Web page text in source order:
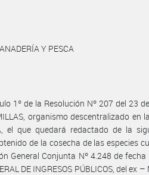
Y PESCA
1º de la Resolución Nº 207 del 23
organismo descentralizado en
el que quedará redactado de la
de la cosecha de las especies
General Conjunta Nº 4.248 de
DE INGRESOS PÚBLICOS, del ex –